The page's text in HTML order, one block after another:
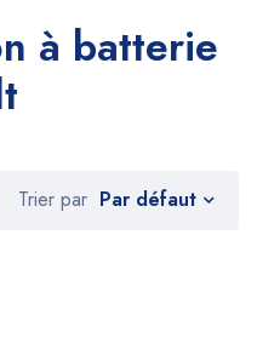
à batterie
Trier par Par défaut